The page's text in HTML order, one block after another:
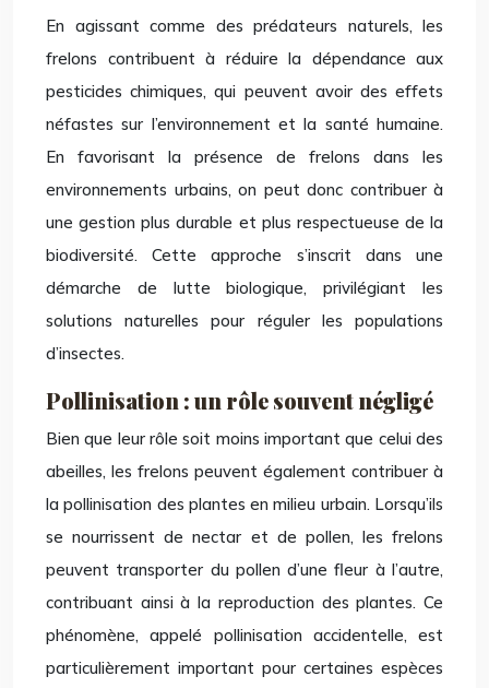
En agissant comme des prédateurs naturels, les
frelons contribuent à réduire la dépendance aux
pesticides chimiques, qui peuvent avoir des effets
néfastes sur l’environnement et la santé humaine.
En favorisant la présence de frelons dans les
environnements urbains, on peut donc contribuer à
une gestion plus durable et plus respectueuse de la
biodiversité. Cette approche s’inscrit dans une
démarche de lutte biologique, privilégiant les
solutions naturelles pour réguler les populations
d’insectes.
Pollinisation : un rôle souvent négligé
Bien que leur rôle soit moins important que celui des
abeilles, les frelons peuvent également contribuer à
la pollinisation des plantes en milieu urbain. Lorsqu’ils
se nourrissent de nectar et de pollen, les frelons
peuvent transporter du pollen d’une fleur à l’autre,
contribuant ainsi à la reproduction des plantes. Ce
phénomène, appelé pollinisation accidentelle, est
particulièrement important pour certaines espèces